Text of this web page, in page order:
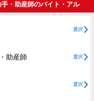
・助産師のバイト・アル
報一覧
選択
助産師 選択
選択